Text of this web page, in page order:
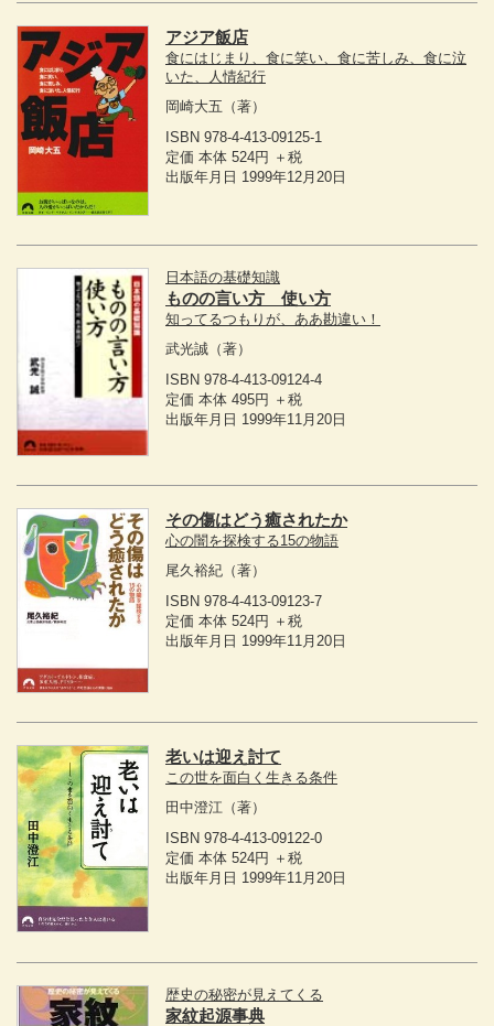
アジア飯店
食にはじまり、食に笑い、食に苦しみ、食に泣
いた、人情紀行
岡崎大五 （著）
ISBN 978-4-413-09125-1
定価 本体 524円 ＋税
出版年月日 1999年12月20日
日本語の基礎知識
ものの言い方 使い方
知ってるつもりが、ああ勘違い！
武光誠 （著）
ISBN 978-4-413-09124-4
定価 本体 495円 ＋税
出版年月日 1999年11月20日
その傷はどう癒されたか
心の闇を探検する15の物語
尾久裕紀 （著）
ISBN 978-4-413-09123-7
定価 本体 524円 ＋税
出版年月日 1999年11月20日
老いは迎え討て
この世を面白く生きる条件
田中澄江 （著）
ISBN 978-4-413-09122-0
定価 本体 524円 ＋税
出版年月日 1999年11月20日
歴史の秘密が見えてくる
家紋起源事典